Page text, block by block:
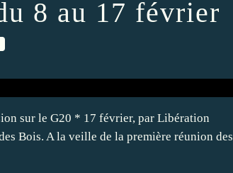
8 au 17 février
sur le G20 * 17 février, par Libération
Bois. A la veille de la première réunion des